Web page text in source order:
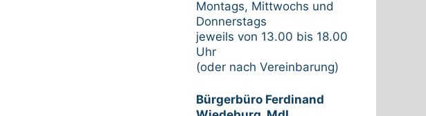
Montags, Mittwochs und
Donnerstags
jeweils von 13.00 bis 18.00
Uhr
(oder nach Vereinbarung)
Bürgerbüro Ferdinand